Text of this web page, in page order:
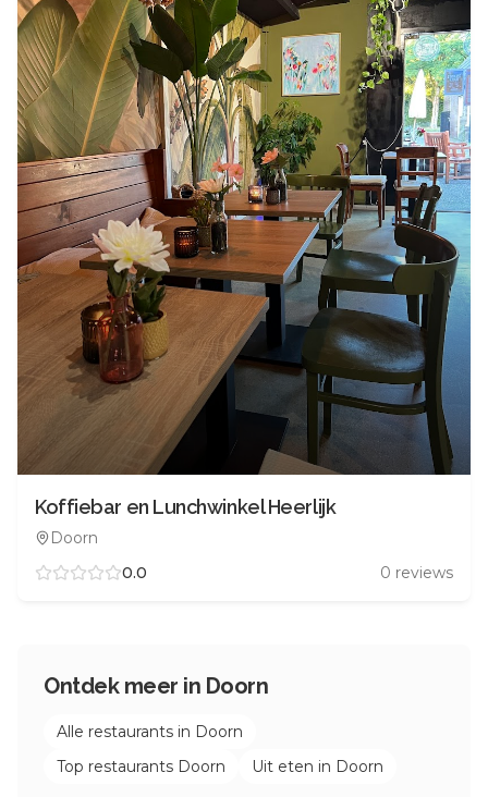
Koffiebar en Lunchwinkel Heerlijk
Doorn
0.0
0 reviews
Ontdek meer in Doorn
Alle restaurants in Doorn
Top restaurants Doorn Uit eten in Doorn